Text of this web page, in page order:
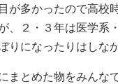
が多かったので高校
、２・３年は医学系
りになったりはしな
まとめた物をみんな